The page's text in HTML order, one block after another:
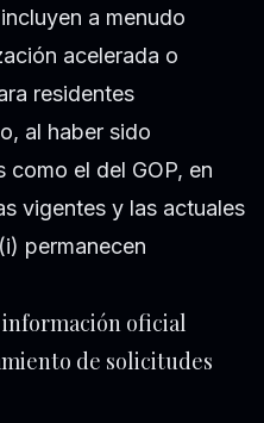
a menudo
acelerada o
residentes
al haber sido
el del GOP, en
vigentes y las actuales
permanecen
oficial
de solicitudes